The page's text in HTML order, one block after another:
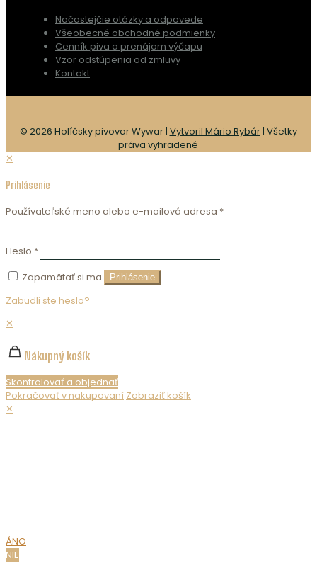
Načastejčie otázky a odpovede
Všeobecné obchodné podmienky
Cenník piva a prenájom výčapu
Vzor odstúpenia od zmluvy
Kontakt
© 2026 Holíčsky pivovar Wywar | Vytvoril Mário Rybár| Všetky
práva vyhradené
✕
Prihlásenie
Používateľské meno alebo e-mailová adresa *
Heslo *
Zapamätať si ma
Prihlásenie
Zabudli ste heslo?
✕
Nákupný košík
Skontrolovať a objednať
Pokračovať v nakupovaní Zobraziť košík
✕
ÁNO
NIE